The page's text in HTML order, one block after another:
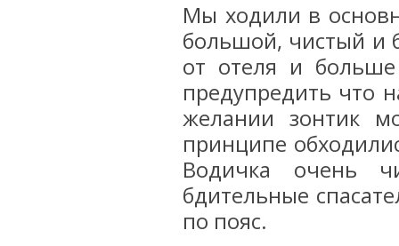
Мы ходили в
большой, чистый и
от отеля и
предупредить что
желании зонтик
принципе
Водичка очень
бдительные
по пояс.